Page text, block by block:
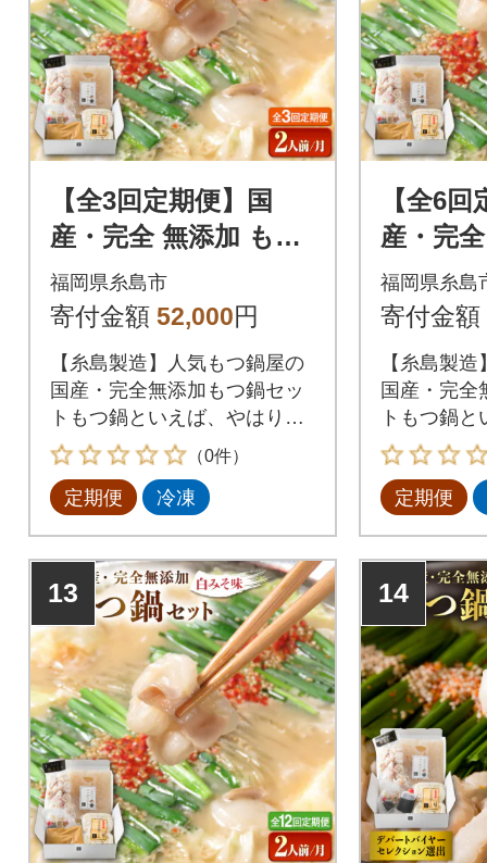
【全3回定期便】国
産・完全 無添加 もつ
鍋セット (約2人前) 白
みそ味 [AFF005]
福岡県糸島市
寄付金額 52,000円
【糸島製造】人気もつ鍋屋の
国産・完全無添加もつ鍋セッ
トもつ鍋といえば、やはり一
番気になるのは【もつ】九州
産の生の牛もつを最短ルート
で新鮮な状態で仕入れ、長年
急速冷凍技術により、ぷりっ
ぷりで甘い極上のもつに仕上
がっております。
（0件）
定期便 冷凍
【全6
産・完
鍋セッ
みそ味
福岡県糸島
寄付金額
【糸島製
国産・完全
トもつ鍋
番気になる
産の生の牛
で新鮮な状
急速冷凍技
ぷりで甘い
がっており
定期便
13 14